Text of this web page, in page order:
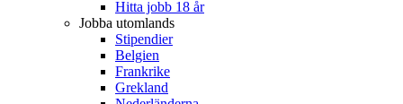
Hitta jobb 18 år
Jobba utomlands
Stipendier
Belgien
Frankrike
Grekland